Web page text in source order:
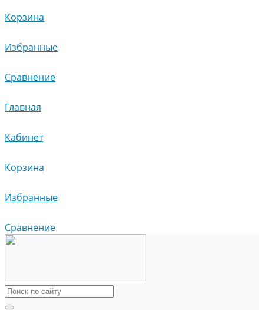
Корзина
Избранные
Сравнение
Главная
Кабинет
Корзина
Избранные
Сравнение